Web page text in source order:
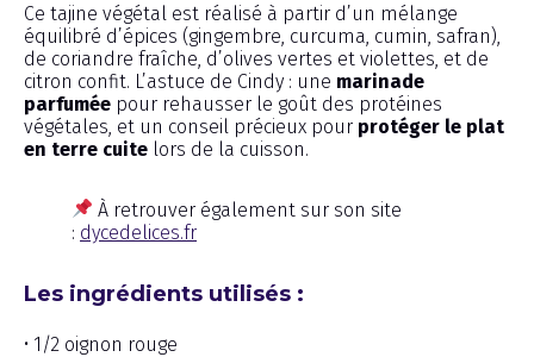
Ce tajine végétal est réalisé à partir d’un mélange
équilibré d’épices (gingembre, curcuma, cumin, safran),
de coriandre fraîche, d’olives vertes et violettes, et de
citron confit. L’astuce de Cindy : une marinade
parfumée pour rehausser le goût des protéines
végétales, et un conseil précieux pour protéger le plat
en terre cuite lors de la cuisson.
À retrouver également sur son site
: dycedelices.fr
Les ingrédients utilisés :
• 1/2 oignon rouge